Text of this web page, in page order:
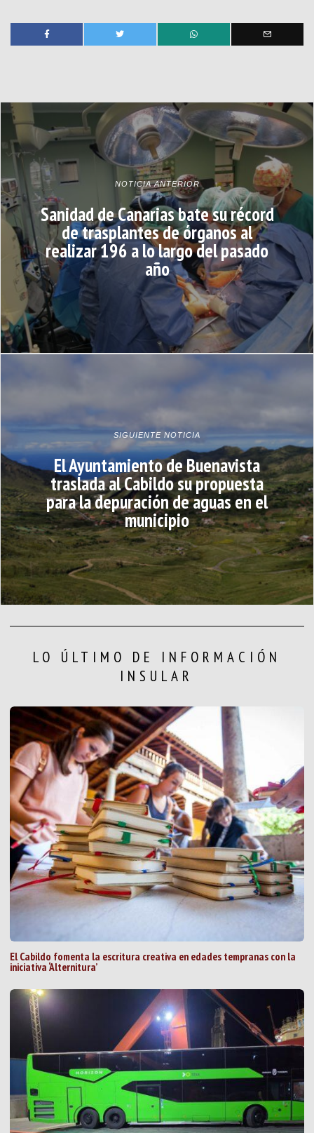
NOTICIA ANTERIOR
Sanidad de Canarias bate su récord
de trasplantes de órganos al
realizar 196 a lo largo del pasado
año
SIGUIENTE NOTICIA
El Ayuntamiento de Buenavista
traslada al Cabildo su propuesta
para la depuración de aguas en el
municipio
LO ÚLTIMO DE INFORMACIÓN
INSULAR
El Cabildo fomenta la escritura creativa en edades tempranas con la
iniciativa ‘Alternitura’